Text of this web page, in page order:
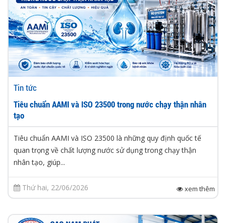
Tin tức
Tiêu chuẩn AAMI và ISO 23500 trong nước chạy thận nhân
tạo
Tiêu chuẩn AAMI và ISO 23500 là những quy định quốc tế
quan trọng về chất lượng nước sử dụng trong chạy thận
nhân tạo, giúp...
Thứ hai, 22/06/2026 xem thêm